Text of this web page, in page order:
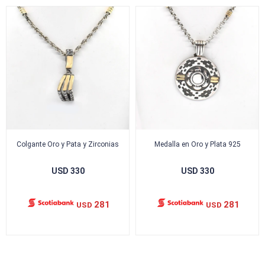
Colgante Oro y Pata y Zirconias
USD 330
USD 281
Medalla en Oro y Plata 925
USD 330
USD 281